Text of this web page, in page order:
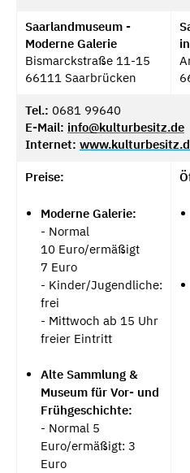
Saarlandmuseum -
Moderne Galerie
Bismarckstraße 11-15
66111 Saarbrücken
Tel.:​ 0681 99640
E-Mail: info@kulturbesitz.de
Internet:
Preise:
Moderne Galerie:
- Normal
10 Euro/ermäßigt
7 Euro
- Kinder/Jugendliche:
frei
- Mittwoch ab 15 Uhr
freier Eintritt
Alte Sammlung &
Museum für Vor- und
Frühgeschichte:
- Normal 5
Euro/ermäßigt: 3
Euro